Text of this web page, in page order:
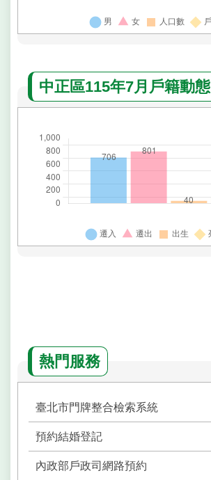
中正區115年7月戶籍動態
熱門服務
臺北市門牌整合檢索系統
預約結婚登記
內政部戶政司網路預約